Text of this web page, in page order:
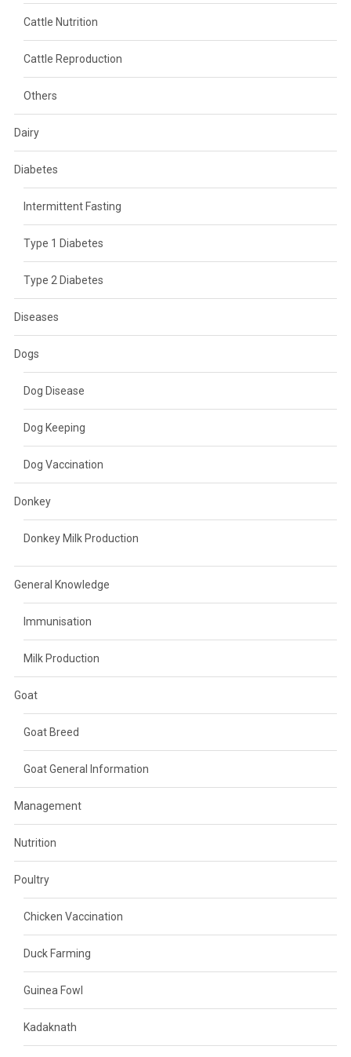
Cattle Nutrition
Cattle Reproduction
Others
Dairy
Diabetes
Intermittent Fasting
Type 1 Diabetes
Type 2 Diabetes
Diseases
Dogs
Dog Disease
Dog Keeping
Dog Vaccination
Donkey
Donkey Milk Production
General Knowledge
Immunisation
Milk Production
Goat
Goat Breed
Goat General Information
Management
Nutrition
Poultry
Chicken Vaccination
Duck Farming
Guinea Fowl
Kadaknath